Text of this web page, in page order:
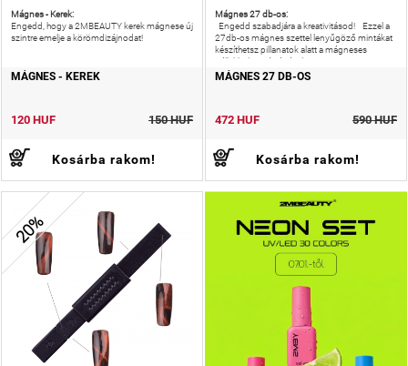
Mágnes - Kerek:
Engedd, hogy a 2MBEAUTY kerek mágnese új
szintre emelje a körömdizájnodat!
MÁGNES - KEREK
120 HUF 150 HUF
Kosárba rakom!
Mágnes 27 db-os:
Engedd szabadjára a kreativitásod! Ezzel a
27db-os mágnes szettel lenyűgöző mintákat
készíthetsz pillanatok alatt a mágneses
géllakkok segítségével.
MÁGNES 27 DB-OS
472 HUF 590 HUF
Kosárba rakom!
20%